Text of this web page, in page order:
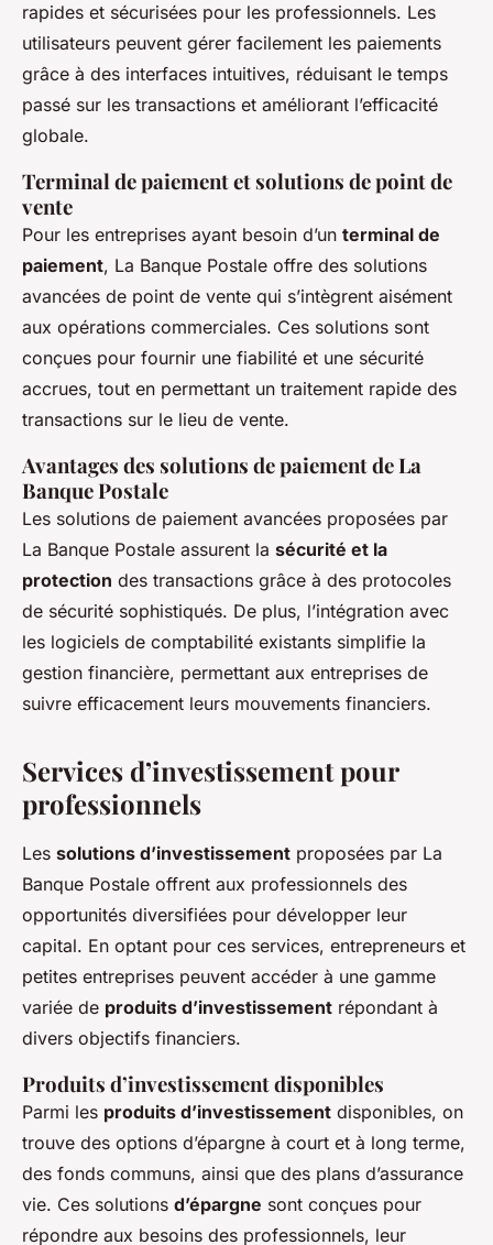
rapides et sécurisées pour les professionnels. Les
utilisateurs peuvent gérer facilement les paiements
grâce à des interfaces intuitives, réduisant le temps
passé sur les transactions et améliorant l’efficacité
globale.
Terminal de paiement et solutions de point de
vente
Pour les entreprises ayant besoin d’un terminal de
paiement, La Banque Postale offre des solutions
avancées de point de vente qui s’intègrent aisément
aux opérations commerciales. Ces solutions sont
conçues pour fournir une fiabilité et une sécurité
accrues, tout en permettant un traitement rapide des
transactions sur le lieu de vente.
Avantages des solutions de paiement de La
Banque Postale
Les solutions de paiement avancées proposées par
La Banque Postale assurent la sécurité et la
protection des transactions grâce à des protocoles
de sécurité sophistiqués. De plus, l’intégration avec
les logiciels de comptabilité existants simplifie la
gestion financière, permettant aux entreprises de
suivre efficacement leurs mouvements financiers.
Services d’investissement pour
professionnels
Les solutions d’investissement proposées par La
Banque Postale offrent aux professionnels des
opportunités diversifiées pour développer leur
capital. En optant pour ces services, entrepreneurs et
petites entreprises peuvent accéder à une gamme
variée de produits d’investissement répondant à
divers objectifs financiers.
Produits d’investissement disponibles
Parmi les produits d’investissement disponibles, on
trouve des options d’épargne à court et à long terme,
des fonds communs, ainsi que des plans d’assurance
vie. Ces solutions d’épargne sont conçues pour
répondre aux besoins des professionnels, leur